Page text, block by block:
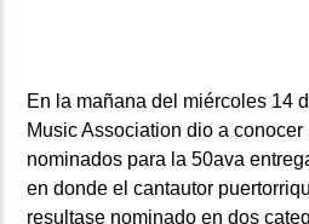
En la mañana del miércoles 14
Music Association dio a
nominados para la 50ava
en donde el cantautor
resultase nominado en dos